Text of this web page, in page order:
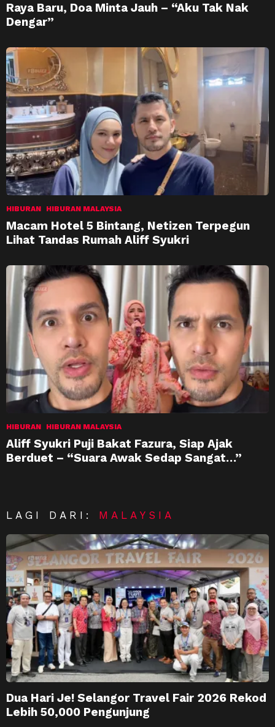
Raya Baru, Doa Minta Jauh – “Aku Tak Nak
Dengar”
HIBURAN HIBURAN MALAYSIA
Macam Hotel 5 Bintang, Netizen Terpegun
Lihat Tandas Rumah Aliff Syukri
HIBURAN HIBURAN MALAYSIA
Aliff Syukri Puji Bakat Fazura, Siap Ajak
Berduet – “Suara Awak Sedap Sangat…”
LAGI DARI: MALAYSIA
Dua Hari Je! Selangor Travel Fair 2026 Rekod
Lebih 50,000 Pengunjung